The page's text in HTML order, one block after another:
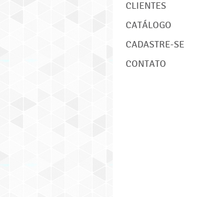
CLIENTES
CATÁLOGO
CADASTRE-SE
CONTATO